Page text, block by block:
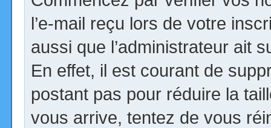
l’e-mail reçu lors de votre
aussi que l’administrateur ait
En effet, il est courant de
postant pas pour réduire la
vous arrive, tentez de vous